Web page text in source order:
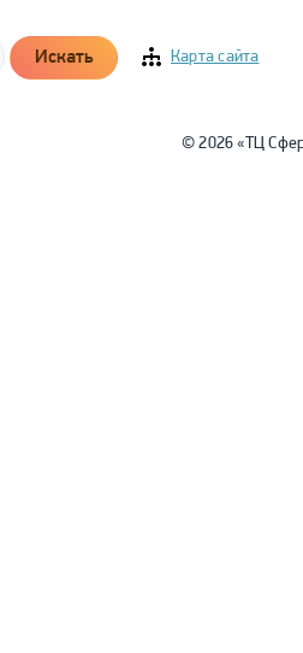
Искать Карта сайта
© 2026 «ТЦ